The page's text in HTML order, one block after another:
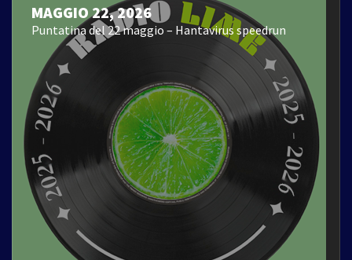
MAGGIO 22, 2026
Puntatina del 22 maggio – Hantavirus speedrun